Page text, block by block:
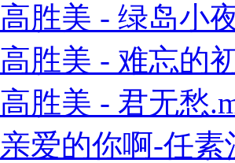
高胜美 - 绿岛小
高胜美 - 难忘的
高胜美 - 君无愁
亲爱的你啊-任素